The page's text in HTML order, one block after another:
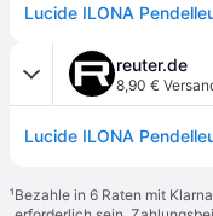
reuter.de
8,90 €
¹Bezahle in 6 Raten mit